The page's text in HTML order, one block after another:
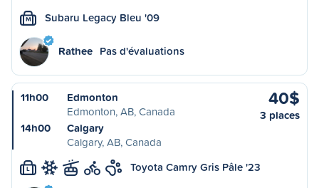
M Subaru Legacy Bleu '09
Rathee Pas d'évaluations
11h00
Edmonton
Edmonton, AB, Canada
14h00
Calgary
Calgary, AB, Canada
40$
3 places
L Toyota Camry Gris Pâle '23